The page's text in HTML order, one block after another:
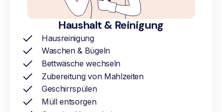
Haushalt & Reinigung
Hausreinigung
Waschen & Bügeln
Bettwäsche wechseln
Zubereitung von Mahlzeiten
Geschirrspülen
Müll entsorgen